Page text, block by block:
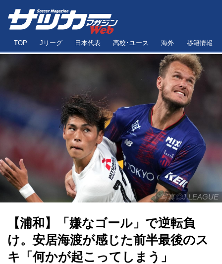
TOP Jリーグ 日本代表 高校･ユース 海外 移籍情報
写真◎J.LEAGUE
【浦和】「嫌なゴール」で逆転負
け。安居海渡が感じた前半最後のス
キ「何かが起こってしまう」